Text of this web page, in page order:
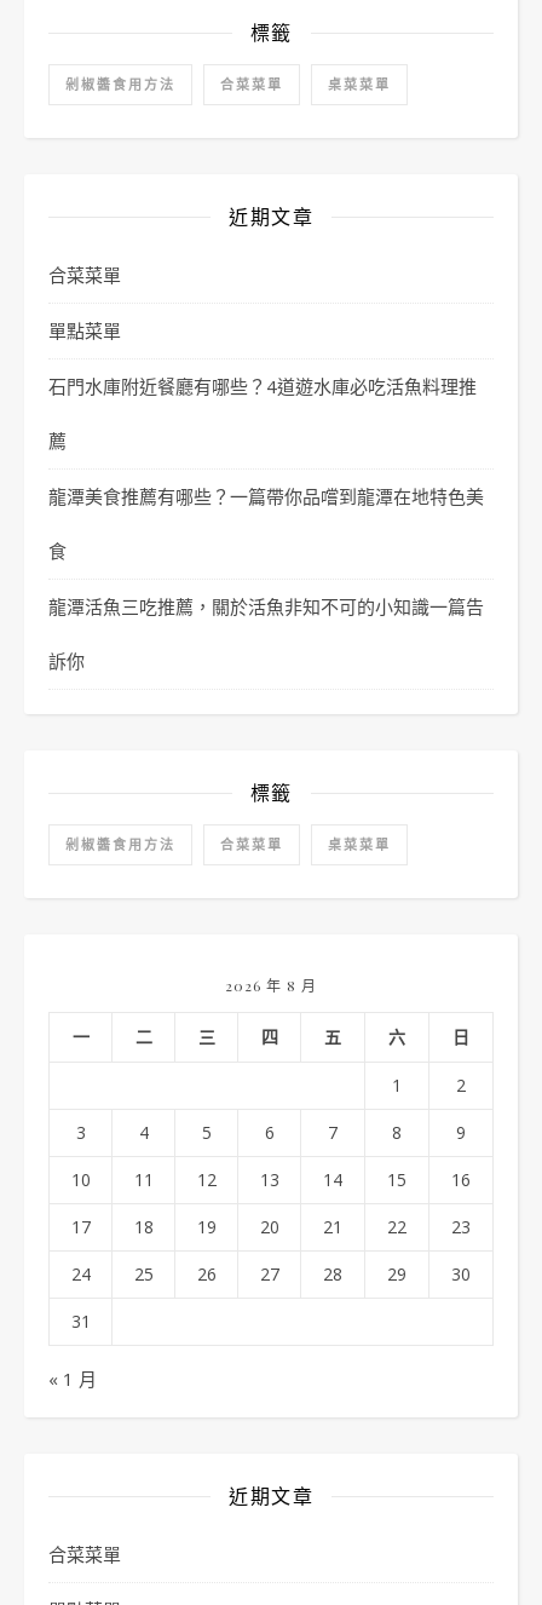
標籤
剁椒醬食用方法 合菜菜單 桌菜菜單
近期文章
合菜菜單
單點菜單
石門水庫附近餐廳有哪些？4道遊水庫必吃活魚料理推
薦
龍潭美食推薦有哪些？一篇帶你品嚐到龍潭在地特色美
食
龍潭活魚三吃推薦，關於活魚非知不可的小知識一篇告
訴你
標籤
剁椒醬食用方法 合菜菜單 桌菜菜單
2026 年 8 月
一 二 三 四 五 六 日
1 2
3 4 5 6 7 8 9
10 11 12 13 14 15 16
17 18 19 20 21 22 23
24 25 26 27 28 29 30
31
« 1 月
近期文章
合菜菜單